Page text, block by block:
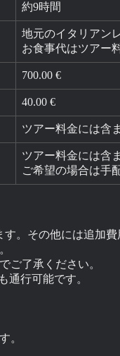
約9時間
地元のイタリアン
お食事代はツアー
700.00 €
40.00 €
ツアー料金には含
ツアー料金には含
ご希望の場合は手
。その他には追加費
ご了承ください。
通行可能です。
。